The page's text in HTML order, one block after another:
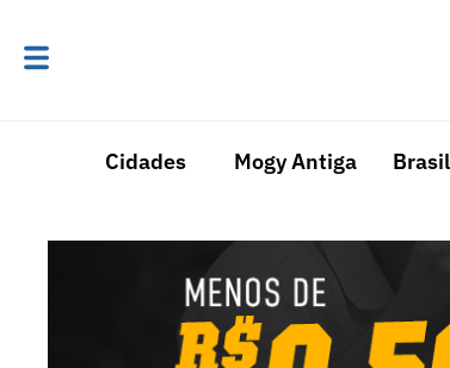
Cidades Mogy Antiga Brasil